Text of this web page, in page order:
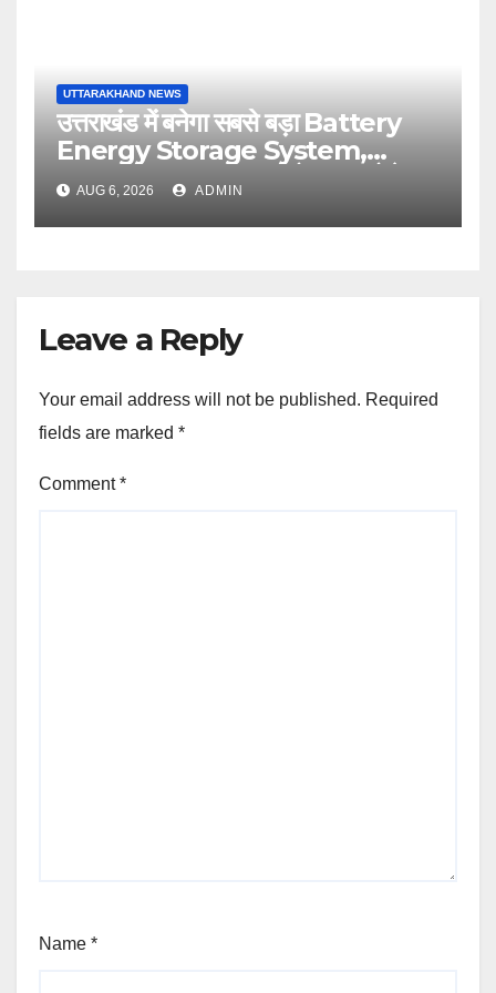
UTTARAKHAND NEWS
उत्तराखंड में बनेगा सबसे बड़ा Battery
Energy Storage System,
UJVNL लगाएगा 352 करोड़ का प्रोजेक्ट
AUG 6, 2026 ADMIN
Leave a Reply
Your email address will not be published. Required
fields are marked *
Comment*
Name *